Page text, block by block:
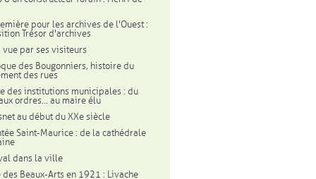
pour les archives de l'Ouest :
Trésor d'archives
vue par ses visiteurs
des Bougonniers, histoire du
des rues
des institutions municipales : du
ordres... au maire élu
au début du XXe siècle
Saint-Maurice : de la cathédrale
dans la ville
des Beaux-Arts en 1921 : Livache